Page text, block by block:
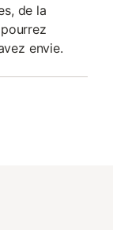
de la
envie.